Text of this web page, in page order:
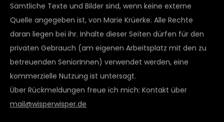
Sämtliche Texte und Bilder sind, wenn keine externe
Quelle angegeben ist, von Marie Krüerke. Alle Rechte
daran liegen bei ihr. Inhalte dieser Seiten dürfen für den
privaten Gebrauch (am eigenen Arbeitsplatz mit den zu
betreuenden SeniorInnen) verwendet werden, eine
kommerzielle Nutzung ist untersagt.
Über Rückmeldungen freue ich mich: Kontakt über
mail@wisperwisper.de